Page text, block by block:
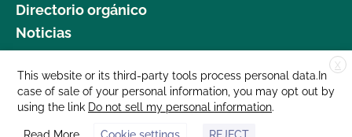
¿Qué cultivos requieren un intervalo de 120 días
antes de la cosecha cuando se aplica estiércol?
¿Qué norma GLOBALG.A.P. es mejor para mi
empresa?
Directorio orgánico
Noticias
Donar
Carreras profesionales
Sala de prensa
X
This website or its third-party tools process personal data.In
case of sale of your personal information, you may opt out by
using the link Do not sell my personal information.